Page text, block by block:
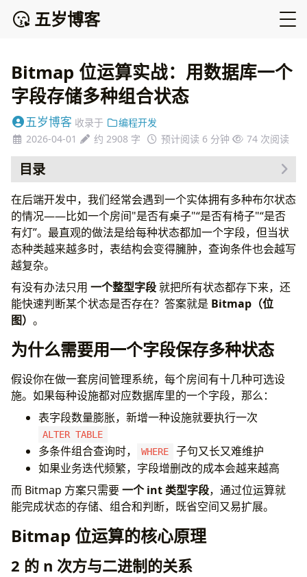
五岁博客
Bitmap 位运算实战：用数据库一个
字段存储多种组合状态
五岁博客 收录于
编程开发
2026-04-01
约 2908 字 预计阅读 6 分钟 74 次阅读
目录
为什么需要用一个字段保存多种状态
Bitmap 位运算的核心原理
2 的 n 次方与二进制的关系
按位与运算如何判断状态
定义状态常量
组合状态的存储
Go 语言完整实现
Bitmap 状态设计的优势与局限
常见问题
总结
在后端开发中，我们经常会遇到一个实体拥有多种布尔状态
的情况——比如一个房间"是否有桌子"“是否有椅子"“是否
有灯”。最直观的做法是给每种状态都加一个字段，但当状
态种类越来越多时，表结构会变得臃肿，查询条件也会越写
越复杂。
有没有办法只用 一个整型字段就把所有状态都存下来，还
能快速判断某个状态是否存在？答案就是 Bitmap（位
图） 。
为什么需要用一个字段保存多种状态
假设你在做一套房间管理系统，每个房间有十几种可选设
施。如果每种设施都对应数据库里的一个字段，那么：
表字段数量膨胀，新增一种设施就要执行一次
ALTER TABLE
多条件组合查询时， WHERE
子句又长又难维护
如果业务迭代频繁，字段增删改的成本会越来越高
而 Bitmap 方案只需要一个 int 类型字段，通过位运算就
能完成状态的存储、组合和判断，既省空间又易扩展。
Bitmap 位运算的核心原理
2 的 n 次方与二进制的关系